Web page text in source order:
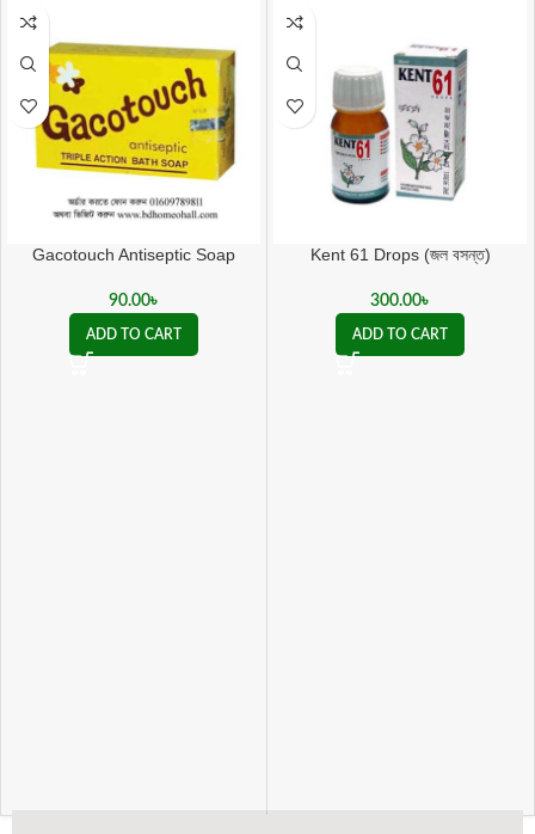
Gacotouch Antiseptic Soap
90.00৳
ADD TO CART
Kent 61 Drops (জল বসন্ত)
300.00৳
ADD TO CART